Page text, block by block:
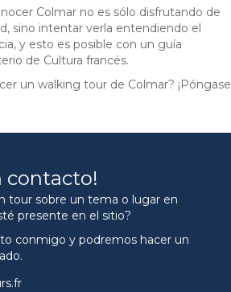
Colmar no es sólo disfrutando de
sino intentar verla entendiendo el
y esto es posible con un guía
de Cultura francés.
un walking tour de Colmar? ¡Póngase
contacto!
tour sobre un tema o lugar en
presente en el sitio?
conmigo y podremos hacer un